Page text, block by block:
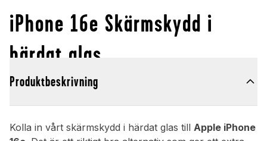
iPhone 16e Skärmskydd i
härdat glas
Produktbeskrivning
Kolla in vårt skärmskydd i härdat glas till Apple iPhone